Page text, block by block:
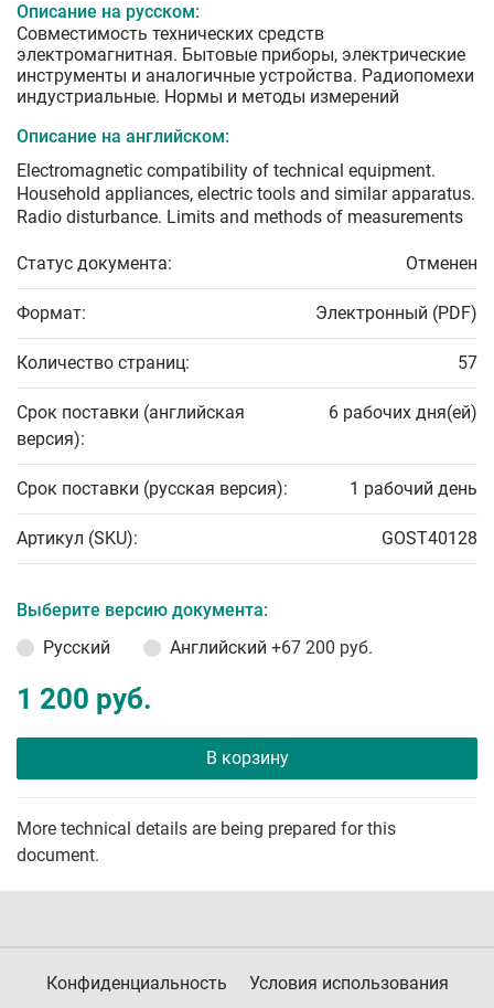
Описание на русском:
Совместимость технических средств
электромагнитная. Бытовые приборы, электрические
инструменты и аналогичные устройства. Радиопомехи
индустриальные. Нормы и методы измерений
Описание на английском:
Electromagnetic compatibility of technical equipment.
Household appliances, electric tools and similar apparatus.
Radio disturbance. Limits and methods of measurements
Статус документа: Отменен
Формат: Электронный (PDF)
Количество страниц: 57
Срок поставки (английская
версия):
6 рабочих дня(ей)
Срок поставки (русская версия): 1 рабочий день
Артикул (SKU): GOST40128
Выберите версию документа:
Русский
Английский +67 200 руб.
1 200 руб.
В корзину
More technical details are being prepared for this
document.
Конфиденциальность Условия использования